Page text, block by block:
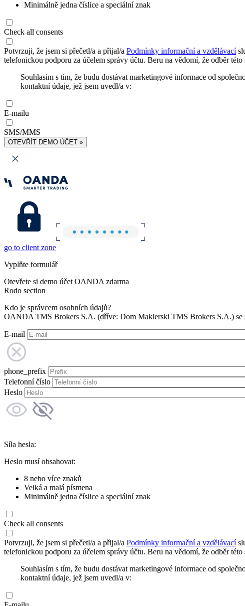
Minimálně jedna číslice a speciální znak
Check all consents
Potvrzuji, že jsem si přečetl/a a přijal/a Podmínky informační a vzdělávací
telefonickou podporu za účelem správy účtu. Beru na vědomí, že odběr
Souhlasím s tím, že budu dostávat marketingové informace od
kontaktní údaje, jež jsem uvedl/a v:
E-mailu
SMS/MMS
OTEVŘÍT DEMO ÚČET »
go to client zone
Vyplňte formulář
Otevřete si demo účet OANDA zdarma
Rodo section
Kdo je správcem osobních údajů?
OANDA TMS Brokers S.A. (dříve: Dom Maklerski TMS Brokers S.A.) se
E-mail
phone_prefix
Telefonní číslo
Heslo
Síla hesla:
Heslo musí obsahovat:
8 nebo více znaků
Velká a malá písmena
Minimálně jedna číslice a speciální znak
Check all consents
Potvrzuji, že jsem si přečetl/a a přijal/a Podmínky informační a vzdělávací
telefonickou podporu za účelem správy účtu. Beru na vědomí, že odběr
Souhlasím s tím, že budu dostávat marketingové informace od
kontaktní údaje, jež jsem uvedl/a v: